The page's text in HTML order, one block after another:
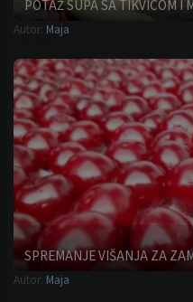
SPREMANJE VIŠANJA ZA
Autor:Maja
BRZI KONTAKT
Imate li pitanja, ili primedbi?
formulara bilo kad.